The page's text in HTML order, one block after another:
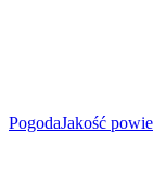
PogodaJakość